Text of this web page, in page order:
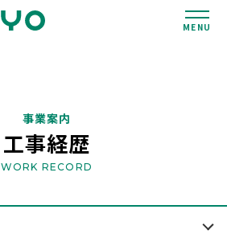
MENU
事業案内
工事経歴
WORK RECORD